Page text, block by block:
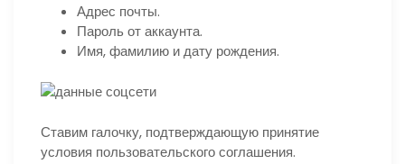
Адрес почты.
Пароль от аккаунта.
Имя, фамилию и дату рождения.
Ставим галочку, подтверждающую принятие
условия пользовательского соглашения.